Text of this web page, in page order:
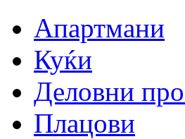
Апартмани
Куќи
Деловни
Плацови